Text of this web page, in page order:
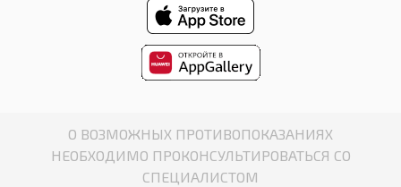
О ВОЗМОЖНЫХ ПРОТИВОПОКАЗАНИЯХ
НЕОБХОДИМО ПРОКОНСУЛЬТИРОВАТЬСЯ СО
СПЕЦИАЛИСТОМ